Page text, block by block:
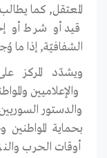
المعتقل, كما
قيد أو شرط أو
الشفافيّة, إذا ما
ويشدّد المركز
والإعلاميين
والدستور
بحماية
أوقات الحرب